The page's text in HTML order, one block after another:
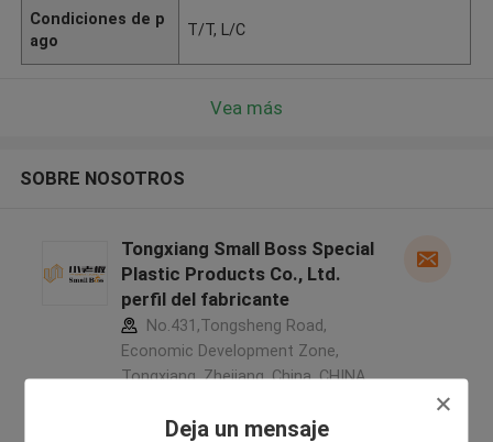
Deja un mensaje
Condiciones de p
ago
T/T, L/C
Vea más
SOBRE NOSOTROS
Tongxiang Small Boss Special
Plastic Products Co., Ltd.
perfil del fabricante
No.431,Tongsheng Road,
Economic Development Zone,
Tongxiang, Zhejiang, China ,CHINA
Proveedor verificado